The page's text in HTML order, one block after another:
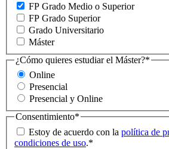
FP Grado Medio o Superior
FP Grado Superior
Grado Universitario
Máster
¿Cómo quieres estudiar el Máster?*
Online
Presencial
Presencial y Online
Consentimiento*
Estoy de acuerdo con la política de
condiciones de uso.*